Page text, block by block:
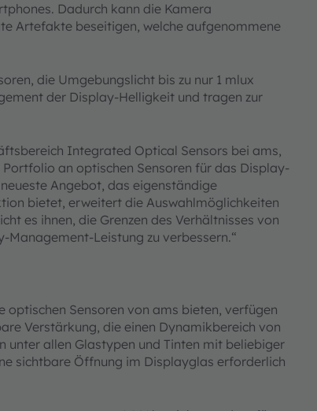
Dadurch kann die Kamera
Artefakte beseitigen, welche aufgenommene
die Umgebungslicht bis zu nur 1 mlux
der Display-Helligkeit und tragen zur
Integrated Optical Sensors bei ams,
an optischen Sensoren für das Display-
Angebot, das eigenständige
bietet, erweitert die Auswahlmöglichkeiten
es ihnen, die Grenzen des Verhältnisses von
Management-Leistung zu verbessern.“
Sensoren von ams bieten, verfügen
Verstärkung, die einen Dynamikbereich von
unter allen Glastypen und Tinten mit beliebiger
sichtbare Öffnung im Displayglas erforderlich